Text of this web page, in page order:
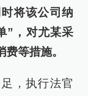
将该公司纳
”，对尤某采
等措施。
，执行法官